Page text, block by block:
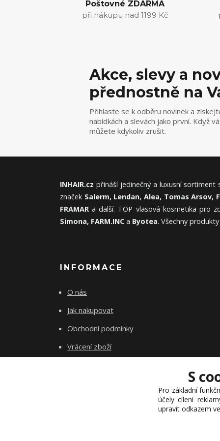
Poštovné ZDARMA
při nákupu nad 1199 Kč
Akce, slevy a
přednostně na
Přihlaste se k odběru novinek a
nabídkách a slevách jako první. Když
můžete kdykoliv zrušit.
INHAIR.cz přináší jedinečný a luxusní
značek Salerm, Lendan, Alea, Tomas Arsov,
FRAMAR a další. TOP vlasová kosmetika pro
Simona, FARM.INC a Byotea. Všechny
INFORMACE
O nás
Jak nakupovat
Obchodní podmínky
Vrácení zboží
S
Pro základní
účely cílení
upravit odkazem